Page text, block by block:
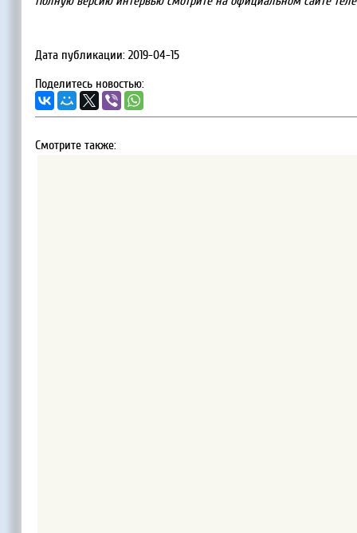
Дата публикации: 2019-04-15
Поделитесь новостью:
Смотрите также: